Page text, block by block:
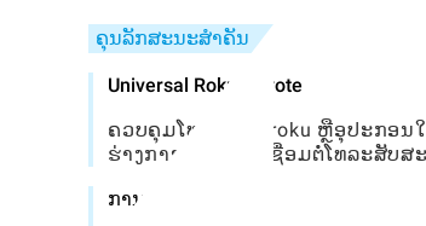
ຄຸນລັກສະນະສໍາຄັນ
Universal Roku Revote
ຄວບຄຸມໂທລະພາບ roku ຫຼືອຸປະກອນ
ຮ່າງກາຍ; ພຽງແຕ່ເຊື່ອມຕໍ່ໂທລະສັບ
ການຄວບຄຸມສຽງ